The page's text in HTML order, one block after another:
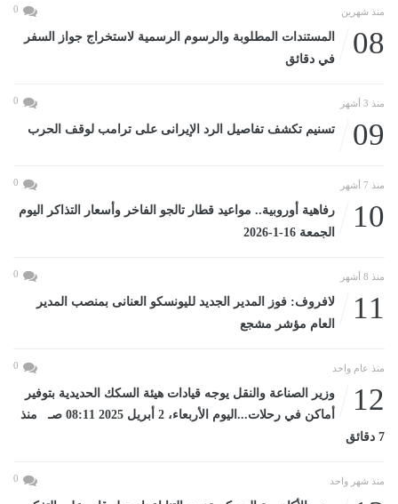
منذ شهرين 0
08
المستندات المطلوبة والرسوم الرسمية لاستخراج جواز السفر
في دقائق
منذ 3 أشهر 0
09 تسنيم تكشف تفاصيل الرد الإيرانى على ترامب لوقف الحرب
منذ 7 أشهر 0
10
رفاهية أوروبية.. مواعيد قطار تالجو الفاخر وأسعار التذاكر اليوم
الجمعة 16-1-2026
منذ 8 أشهر 0
11
لافروف: فوز المدير الجديد لليونسكو العنانى بمنصب المدير
العام مؤشر مشجع
منذ عام واحد 0
12
وزير الصناعة والنقل يوجه قيادات هيئة السكك الحديدية بتوفير
أماكن في رحلات...اليوم الأربعاء، 2 أبريل 2025 08:11 صـ منذ
7 دقائق
منذ شهر واحد 0